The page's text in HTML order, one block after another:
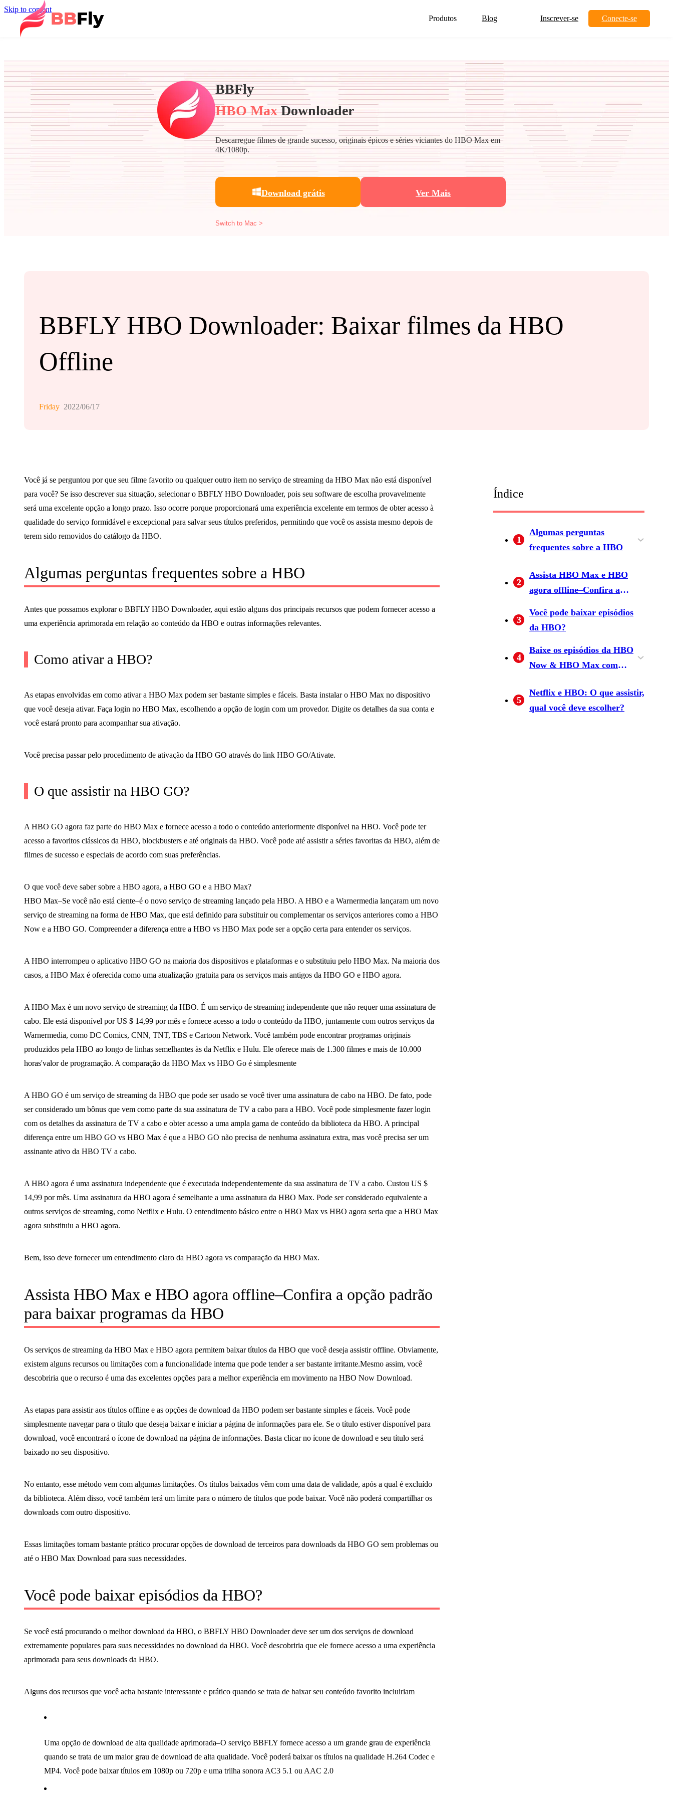
Skip to content
Produtos
Blog Inscrever-se Conecte-se
BBFly
HBO MaxDownloader
Descarregue filmes de grande sucesso, originais épicos e séries viciantes do HBO Max em
4K/1080p.
Download grátis Ver Mais
Switch to Mac >
BBFLY HBO Downloader: Baixar filmes da HBO
Offline
Friday 2022/06/17
Você já se perguntou por que seu filme favorito ou qualquer outro item no serviço de streaming da HBO Max não está disponível
para você? Se isso descrever sua situação, selecionar o BBFLY HBO Downloader, pois seu software de escolha provavelmente
será uma excelente opção a longo prazo. Isso ocorre porque proporcionará uma experiência excelente em termos de obter acesso à
qualidade do serviço formidável e excepcional para salvar seus títulos preferidos, permitindo que você os assista mesmo depois de
terem sido removidos do catálogo da HBO.
Algumas perguntas frequentes sobre a HBO
Antes que possamos explorar o BBFLY HBO Downloader, aqui estão alguns dos principais recursos que podem fornecer acesso a
uma experiência aprimorada em relação ao conteúdo da HBO e outras informações relevantes.
Como ativar a HBO?
As etapas envolvidas em como ativar a HBO Max podem ser bastante simples e fáceis. Basta instalar o HBO Max no dispositivo
que você deseja ativar. Faça login no HBO Max, escolhendo a opção de login com um provedor. Digite os detalhes da sua conta e
você estará pronto para acompanhar sua ativação.
Você precisa passar pelo procedimento de ativação da HBO GO através do link HBO GO/Ativate.
O que assistir na HBO GO?
A HBO GO agora faz parte do HBO Max e fornece acesso a todo o conteúdo anteriormente disponível na HBO. Você pode ter
acesso a favoritos clássicos da HBO, blockbusters e até originais da HBO. Você pode até assistir a séries favoritas da HBO, além de
filmes de sucesso e especiais de acordo com suas preferências.
O que você deve saber sobre a HBO agora, a HBO GO e a HBO Max?
HBO Max–Se você não está ciente–é o novo serviço de streaming lançado pela HBO. A HBO e a Warnermedia lançaram um novo
serviço de streaming na forma de HBO Max, que está definido para substituir ou complementar os serviços anteriores como a HBO
Now e a HBO GO. Compreender a diferença entre a HBO vs HBO Max pode ser a opção certa para entender os serviços.
A HBO interrompeu o aplicativo HBO GO na maioria dos dispositivos e plataformas e o substituiu pelo HBO Max. Na maioria dos
casos, a HBO Max é oferecida como uma atualização gratuita para os serviços mais antigos da HBO GO e HBO agora.
A HBO Max é um novo serviço de streaming da HBO. É um serviço de streaming independente que não requer uma assinatura de
cabo. Ele está disponível por US $ 14,99 por mês e fornece acesso a todo o conteúdo da HBO, juntamente com outros serviços da
Warnermedia, como DC Comics, CNN, TNT, TBS e Cartoon Network. Você também pode encontrar programas originais
produzidos pela HBO ao longo de linhas semelhantes às da Netflix e Hulu. Ele oferece mais de 1.300 filmes e mais de 10.000
horas'valor de programação. A comparação da HBO Max vs HBO Go é simplesmente
A HBO GO é um serviço de streaming da HBO que pode ser usado se você tiver uma assinatura de cabo na HBO. De fato, pode
ser considerado um bônus que vem como parte da sua assinatura de TV a cabo para a HBO. Você pode simplesmente fazer login
com os detalhes da assinatura de TV a cabo e obter acesso a uma ampla gama de conteúdo da biblioteca da HBO. A principal
diferença entre um HBO GO vs HBO Max é que a HBO GO não precisa de nenhuma assinatura extra, mas você precisa ser um
assinante ativo da HBO TV a cabo.
A HBO agora é uma assinatura independente que é executada independentemente da sua assinatura de TV a cabo. Custou US $
14,99 por mês. Uma assinatura da HBO agora é semelhante a uma assinatura da HBO Max. Pode ser considerado equivalente a
outros serviços de streaming, como Netflix e Hulu. O entendimento básico entre o HBO Max vs HBO agora seria que a HBO Max
agora substituiu a HBO agora.
Bem, isso deve fornecer um entendimento claro da HBO agora vs comparação da HBO Max.
Assista HBO Max e HBO agora offline–Confira a opção padrão
para baixar programas da HBO
Os serviços de streaming da HBO Max e HBO agora permitem baixar títulos da HBO que você deseja assistir offline. Obviamente,
existem alguns recursos ou limitações com a funcionalidade interna que pode tender a ser bastante irritante.Mesmo assim, você
descobriria que o recurso é uma das excelentes opções para a melhor experiência em movimento na HBO Now Download.
As etapas para assistir aos títulos offline e as opções de download da HBO podem ser bastante simples e fáceis. Você pode
simplesmente navegar para o título que deseja baixar e iniciar a página de informações para ele. Se o título estiver disponível para
download, você encontrará o ícone de download na página de informações. Basta clicar no ícone de download e seu título será
baixado no seu dispositivo.
No entanto, esse método vem com algumas limitações. Os títulos baixados vêm com uma data de validade, após a qual é excluído
da biblioteca. Além disso, você também terá um limite para o número de títulos que pode baixar. Você não poderá compartilhar os
downloads com outro dispositivo.
Essas limitações tornam bastante prático procurar opções de download de terceiros para downloads da HBO GO sem problemas ou
até o HBO Max Download para suas necessidades.
Você pode baixar episódios da HBO?
Se você está procurando o melhor download da HBO, o BBFLY HBO Downloader deve ser um dos serviços de download
extremamente populares para suas necessidades no download da HBO. Você descobriria que ele fornece acesso a uma experiência
aprimorada para seus downloads da HBO.
Alguns dos recursos que você acha bastante interessante e prático quando se trata de baixar seu conteúdo favorito incluiriam
Uma opção de download de alta qualidade aprimorada–O serviço BBFLY fornece acesso a um grande grau de experiência
quando se trata de um maior grau de download de alta qualidade. Você poderá baixar os títulos na qualidade H.264 Codec e
MP4. Você pode baixar títulos em 1080p ou 720p e uma trilha sonora AC3 5.1 ou AAC 2.0
Índice
1
Algumas perguntas
frequentes sobre a HBO
2
Assista HBO Max e HBO
agora offline–Confira a
programas da HBO
3
Você pode baixar episódios
da HBO?
4
Baixe os episódios da HBO
Now & HBO Max com
5
Netflix e HBO: O que assistir,
qual você deve escolher?